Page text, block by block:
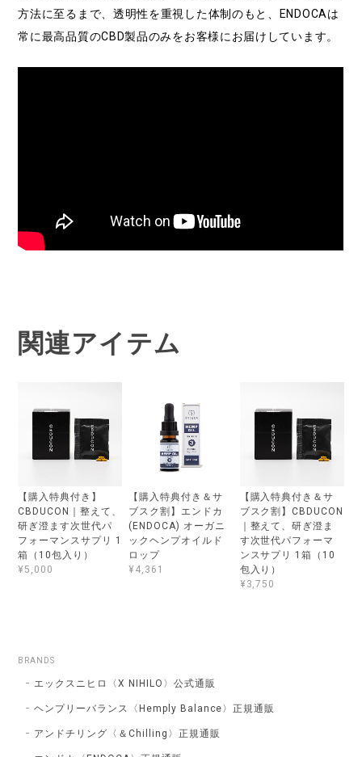
方法に至るまで、透明性を重視した体制のもと、ENDOCAは
常に最高品質のCBD製品のみをお客様にお届けしています。
関連アイテム
【購入特典付き】
CBDUCON｜整えて、
研ぎ澄ます次世代パ
フォーマンスサプリ 1
箱（10包入り）
¥5,000
【購入特典付き＆サ
ブスク割】エンドカ
(ENDOCA) オーガニ
ックヘンプオイルド
ロップ
¥4,361
【購入特典付き＆サ
ブスク割】CBDUCON
｜整えて、研ぎ澄ま
す次世代パフォーマ
ンスサプリ 1箱（10
包入り）
¥3,750
BRANDS
エックスニヒロ〈X NIHILO〉公式通販
ヘンプリーバランス〈Hemply Balance〉正規通販
アンドチリング〈＆Chilling〉正規通販